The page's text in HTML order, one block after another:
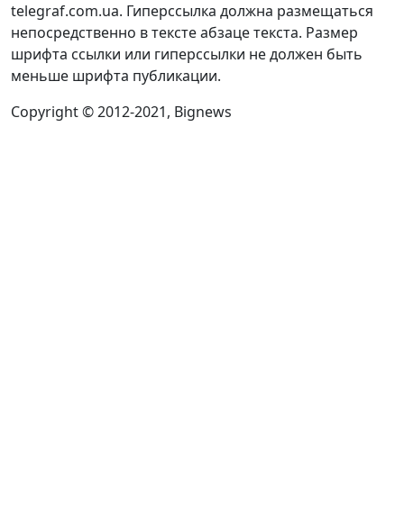
telegraf.com.ua. Гиперссылка должна размещаться
непосредственно в тексте абзаце текста. Размер
шрифта ссылки или гиперссылки не должен быть
меньше шрифта публикации.
Copyright © 2012-2021, Bignews